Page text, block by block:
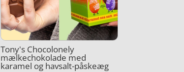
Tony's Chocolonely
mælkechokolade med
karamel og havsalt-påskeæg